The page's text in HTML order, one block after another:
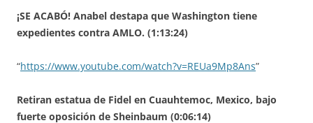
¡SE ACABÓ! Anabel destapa que Washington tiene
expedientes contra AMLO. (1:13:24)
“https://www.youtube.com/watch?v=REUa9Mp8Ans”
Retiran estatua de Fidel en Cuauhtemoc, Mexico, bajo
fuerte oposición de Sheinbaum (0:06:14)